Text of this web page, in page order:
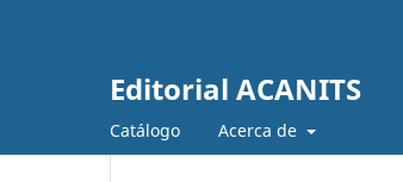
Editorial ACANITS
Catálogo Acerca de